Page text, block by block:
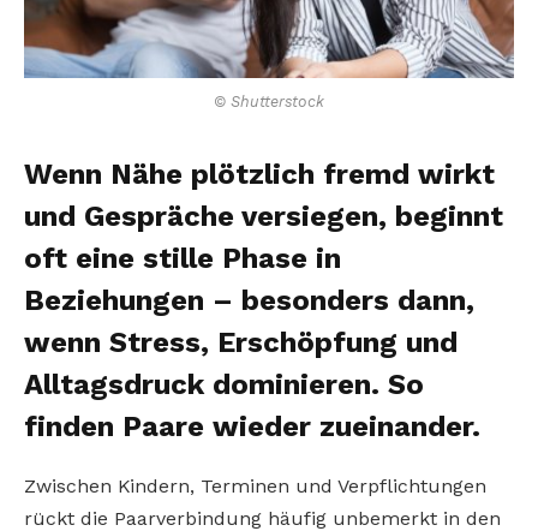
© Shutterstock
Wenn Nähe plötzlich fremd wirkt
und Gespräche versiegen, beginnt
oft eine stille Phase in
Beziehungen – besonders dann,
wenn Stress, Erschöpfung und
Alltagsdruck dominieren. So
finden Paare wieder zueinander.
Zwischen Kindern, Terminen und Verpflichtungen
rückt die Paarverbindung häufig unbemerkt in den